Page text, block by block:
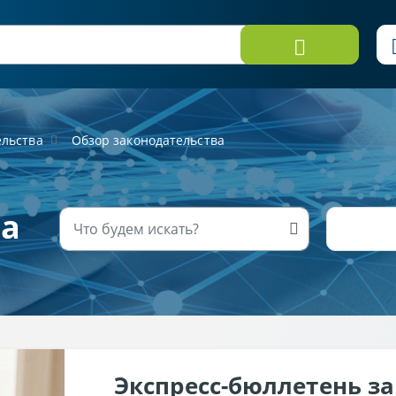
Обзор законодательства
Экспресс-бюллетень